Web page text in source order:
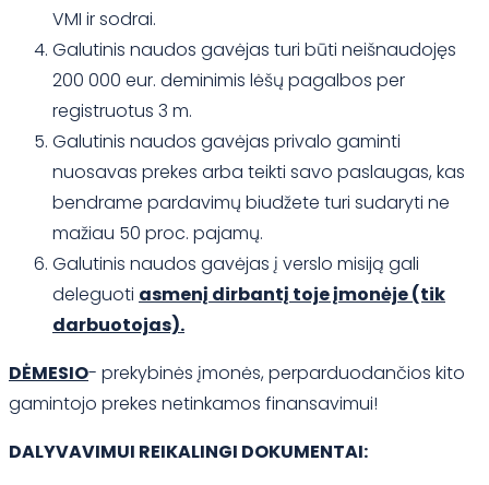
VMI ir sodrai.
Galutinis naudos gavėjas turi būti neišnaudojęs
200 000 eur. deminimis lėšų pagalbos per
registruotus 3 m.
Galutinis naudos gavėjas privalo gaminti
nuosavas prekes arba teikti savo paslaugas, kas
bendrame pardavimų biudžete turi sudaryti ne
mažiau 50 proc. pajamų.
Galutinis naudos gavėjas į verslo misiją gali
deleguoti asmenį dirbantį toje įmonėje (tik
darbuotojas).
DĖMESIO- prekybinės įmonės, perparduodančios kito
gamintojo prekes netinkamos finansavimui!
DALYVAVIMUI REIKALINGI DOKUMENTAI: